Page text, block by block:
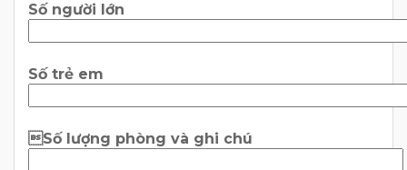
Số người lớn
Số trẻ em
Số lượng phòng và ghi chú